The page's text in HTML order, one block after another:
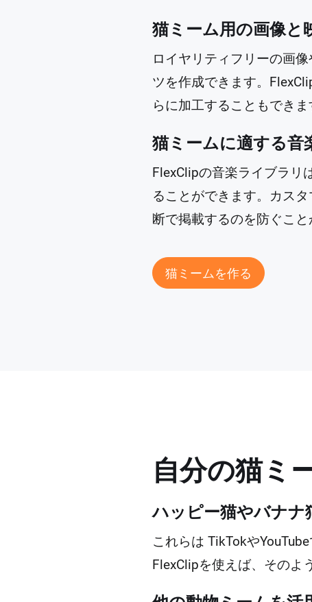
猫ミーム用の画像と
ロイヤリティフリーの画
ツを作成できます。
らに加工することもできま
猫ミームに適する音
FlexClipの音楽ライブラリ
ることができます。カス
断で掲載するのを防ぐこと
猫ミームを作る
自分の猫ミ
ハッピー猫やバナナ
これらは TikTokや
FlexClipを使えば、そのよ